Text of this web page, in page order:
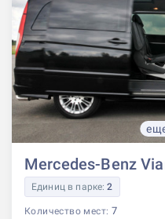
Mercedes-Benz
Единиц в парке:2
Количество мест: 7